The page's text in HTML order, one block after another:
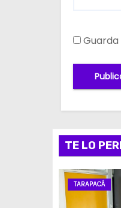
TE LO
TARAPACÁ